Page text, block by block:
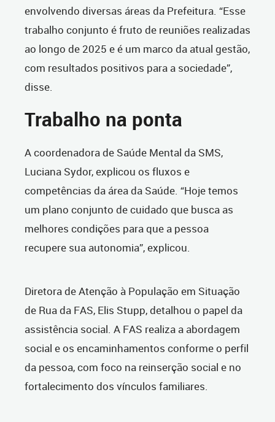
envolvendo diversas áreas da Prefeitura. “Esse
trabalho conjunto é fruto de reuniões realizadas
ao longo de 2025 e é um marco da atual gestão,
com resultados positivos para a sociedade”,
disse.
Trabalho na ponta
A coordenadora de Saúde Mental da SMS,
Luciana Sydor, explicou os fluxos e
competências da área da Saúde. “Hoje temos
um plano conjunto de cuidado que busca as
melhores condições para que a pessoa
recupere sua autonomia”, explicou.
Diretora de Atenção à População em Situação
de Rua da FAS, Elis Stupp, detalhou o papel da
assistência social. A FAS realiza a abordagem
social e os encaminhamentos conforme o perfil
da pessoa, com foco na reinserção social e no
fortalecimento dos vínculos familiares.